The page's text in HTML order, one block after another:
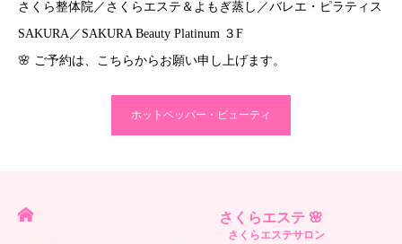
さくら整体院／さくらエステ＆よもぎ蒸し／バレエ・ピラティス
SAKURA／SAKURA Beauty Platinum ３F
🌸 ご予約は、こちらからお願い申し上げます。
ホットペッパー・ビューティ
さくらエステ 🌸
さくらエステサロン